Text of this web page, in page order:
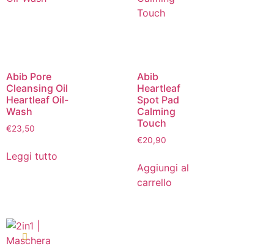
Abib Pore
Cleansing Oil
Heartleaf Oil-
Wash
€23,50
Leggi tutto
Abib
Heartleaf
Spot Pad
Calming
Touch
€20,90
Aggiungi al
carrello